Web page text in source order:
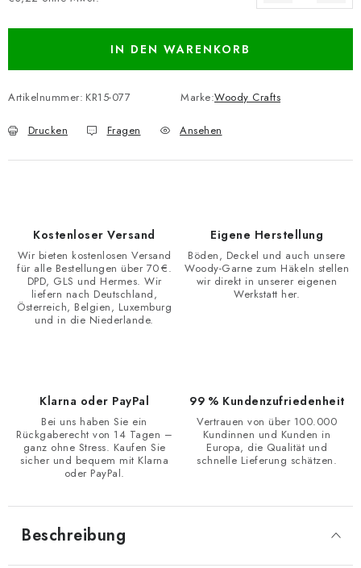
IN DEN WARENKORB
Artikelnummer: KR15-077 Marke:Woody Crafts
Drucken Fragen Ansehen
Kostenloser Versand
Wir bieten kostenlosen Versand
für alle Bestellungen über 70 €.
DPD, GLS und Hermes. Wir
liefern nach Deutschland,
Österreich, Belgien, Luxemburg
und in die Niederlande.
Eigene Herstellung
Böden, Deckel und auch unsere
Woody-Garne zum Häkeln stellen
wir direkt in unserer eigenen
Werkstatt her.
Klarna oder PayPal
Bei uns haben Sie ein
Rückgaberecht von 14 Tagen –
ganz ohne Stress. Kaufen Sie
sicher und bequem mit Klarna
oder PayPal.
99 % Kundenzufriedenheit
Vertrauen von über 100.000
Kundinnen und Kunden in
Europa, die Qualität und
schnelle Lieferung schätzen.
Beschreibung